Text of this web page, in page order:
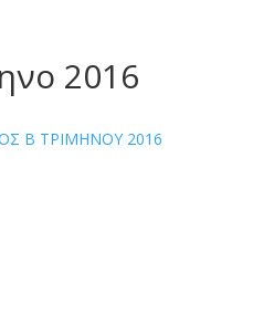
2016
B ΤΡΙΜΗΝΟΥ 2016